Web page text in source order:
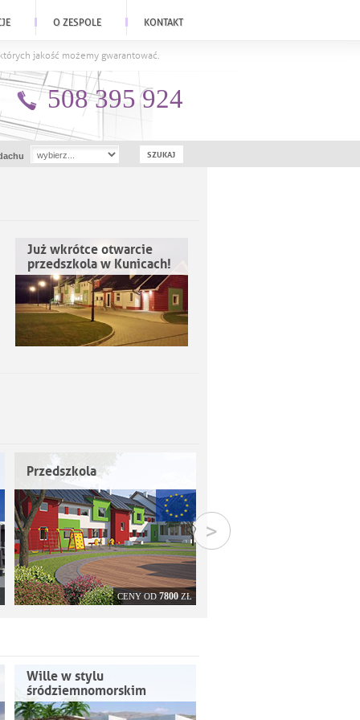
O ZESPOLE KONTAKT
jakość możemy gwarantować.
508 395 924
Już wkrótce otwarcie
przedszkola w Kunicach!
Przedszkola
CENY OD7800ZŁ
>
Wille w stylu
śródziemnomorskim